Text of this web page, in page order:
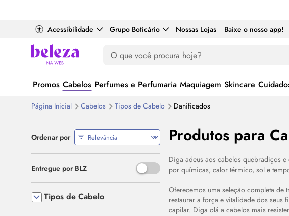
Acessibilidade Grupo Boticário Nossas Lojas Baixe o nosso app!
Promos Cabelos Perfumes e Perfumaria Maquiagem Skincare
Página Inicial Cabelos Tipos de Cabelo Danificados
Produtos para
Diga adeus aos cabelos quebradiços
por químicas, calor térmico, sol e
Oferecemos uma seleção completa
restaurar a força e vitalidade dos seus
capilar. Diga olá a cabelos mais
Ordenar por
Entregue por BLZ Use o espaço ou Enter para alternar entre ativado
Tipos de Cabelo